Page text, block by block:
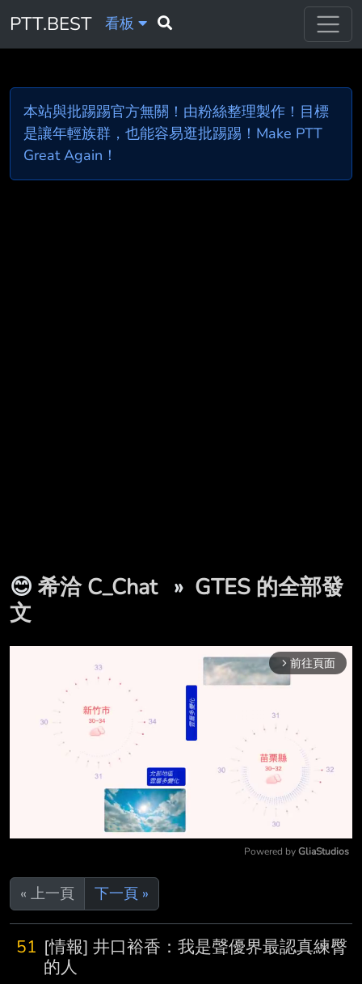
PTT.BEST 看板
本站與批踢踢官方無關！由粉絲整理製作！目標
是讓年輕族群，也能容易逛批踢踢！Make PTT
Great Again！
😊 希洽 C_Chat » GTES 的全部發
文
arrow_forward_ios 前往頁面
Powered by GliaStudios
« 上一頁 下一頁 »
51 [情報] 井口裕香：我是聲優界最認真練臀
的人